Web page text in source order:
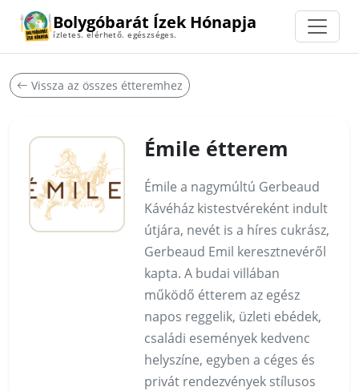
Bolygóbarát Ízek Hónapja
ízletes. elérhető. egészséges.
Vissza az összes étteremhez
Émile étterem
Émile a nagymúltú Gerbeaud
Kávéház kistestvéreként indult
útjára, nevét is a híres cukrász,
Gerbeaud Emil keresztnevéről
kapta. A budai villában
működő étterem az egész
napos reggelik, üzleti ebédek,
családi események kedvenc
helyszíne, egyben a céges és
privát rendezvények stílusos